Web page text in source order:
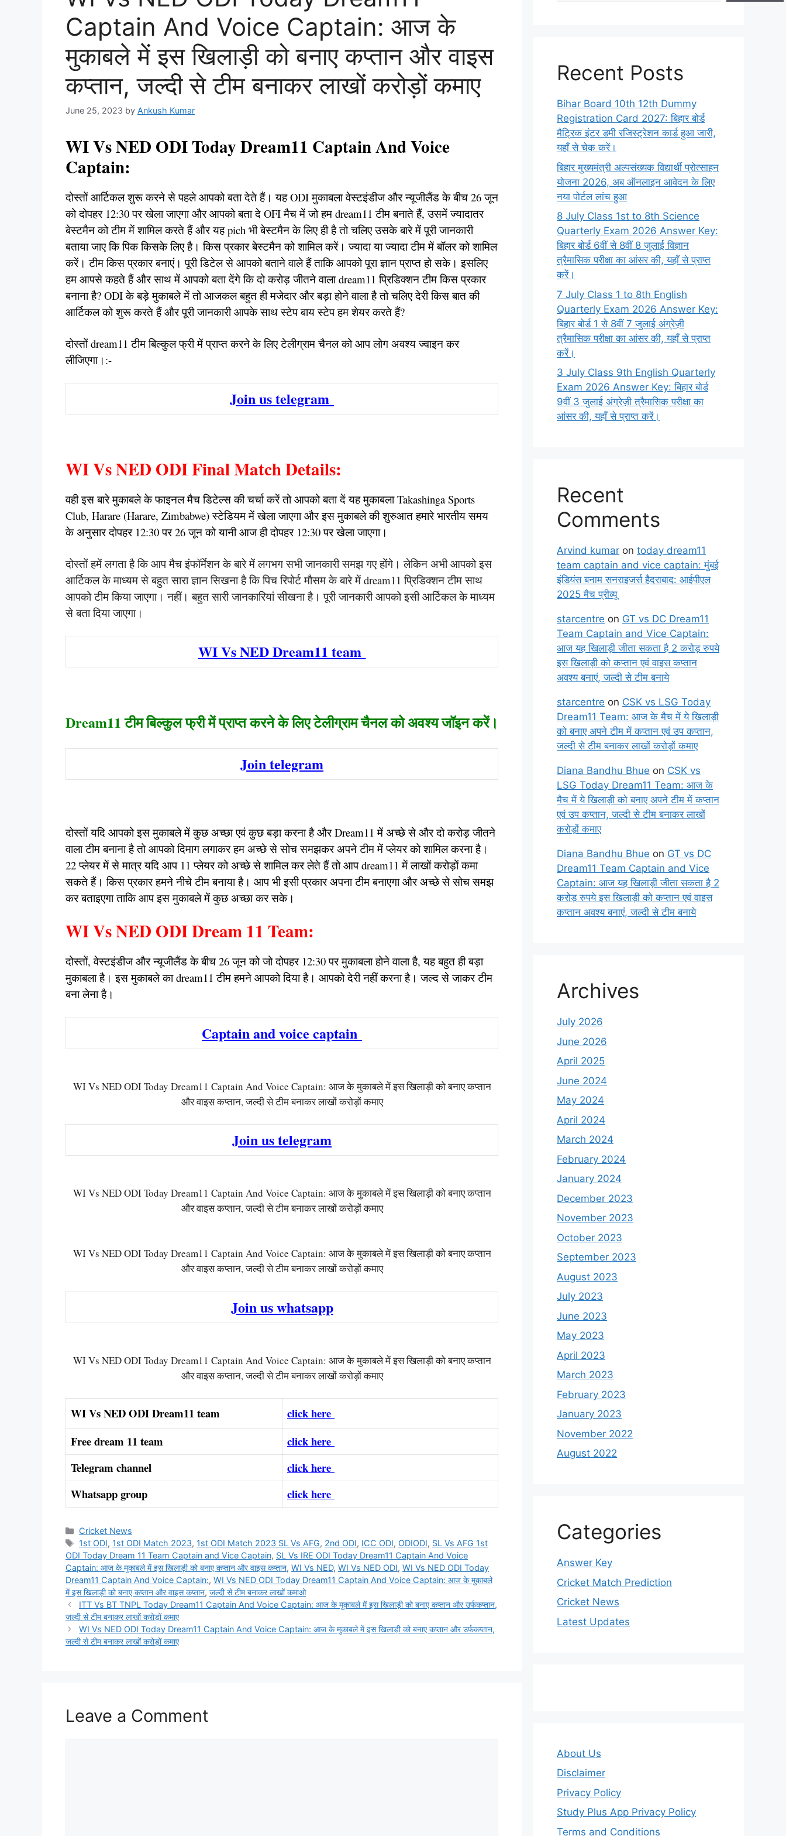
Captain And Voice Captain: आज के
मुकाबले में इस खिलाड़ी को बनाए कप्तान और वाइस
कप्तान, जल्दी से टीम बनाकर लाखों करोड़ों कमाए
June 25, 2023 by Ankush Kumar
WI Vs NED ODI Today Dream11 Captain And Voice
Captain:
दोस्तों आर्टिकल शुरू करने से पहले आपको बता देते हैं। यह ODI मुकाबला वेस्टइंडीज और न्यूजीलैंड के बीच 26 जून
को दोपहर 12:30 पर खेला जाएगा और आपको बता दे OFI मैच में जो हम dream11 टीम बनाते हैं, उसमें ज्यादातर
बेस्टमैन को टीम में शामिल करते हैं और यह pich भी बेस्टमैन के लिए ही है तो चलिए उसके बारे में पूरी जानकारी
बताया जाए कि पिक किसके लिए है। किस प्रकार बेस्टमैन को शामिल करें। ज्यादा या ज्यादा टीम में बॉलर को शामिल
करें। टीम किस प्रकार बनाएं। पूरी डिटेल से आपको बताने वाले हैं ताकि आपको पूरा ज्ञान प्राप्त हो सके। इसलिए
हम आपसे कहते हैं और साथ में आपको बता देंगे कि दो करोड़ जीतने वाला dream11 प्रिडिक्शन टीम किस प्रकार
बनाना है? ODI के बड़े मुकाबले में तो आजकल बहुत ही मजेदार और बड़ा होने वाला है तो चलिए देरी किस बात की
आर्टिकल को शुरू करते हैं और पूरी जानकारी आपके साथ स्टेप बाय स्टेप हम शेयर करते हैं?
दोस्तों dream11 टीम बिल्कुल फ्री में प्राप्त करने के लिए टेलीग्राम चैनल को आप लोग अवश्य ज्वाइन कर
लीजिएगा।:-
Join us telegram
WI Vs NED ODI Final Match Details:
वही इस बारे मुकाबले के फाइनल मैच डिटेल्स की चर्चा करें तो आपको बता दें यह मुकाबला Takashinga Sports
Club, Harare (Harare, Zimbabwe) स्टेडियम में खेला जाएगा और इस मुकाबले की शुरुआत हमारे भारतीय समय
के अनुसार दोपहर 12:30 पर 26 जून को यानी आज ही दोपहर 12:30 पर खेला जाएगा।
दोस्तों हमें लगता है कि आप मैच इंफॉर्मेशन के बारे में लगभग सभी जानकारी समझ गए होंगे। लेकिन अभी आपको इस
आर्टिकल के माध्यम से बहुत सारा ज्ञान सिखना है कि पिच रिपोर्ट मौसम के बारे में dream11 प्रिडिक्शन टीम साथ
आपको टीम किया जाएगा। नहीं। बहुत सारी जानकारियां सीखना है। पूरी जानकारी आपको इसी आर्टिकल के माध्यम
से बता दिया जाएगा।
WI Vs NED Dream11 team
Dream11 टीम बिल्कुल फ्री में प्राप्त करने के लिए टेलीग्राम चैनल को अवश्य जॉइन करें।
Join telegram
दोस्तों यदि आपको इस मुकाबले में कुछ अच्छा एवं कुछ बड़ा करना है और Dream11 में अच्छे से और दो करोड़ जीतने
वाला टीम बनाना है तो आपको दिमाग लगाकर हम अच्छे से सोच समझकर अपने टीम में प्लेयर को शामिल करना है।
22 प्लेयर में से मात्र यदि आप 11 प्लेयर को अच्छे से शामिल कर लेते हैं तो आप dream11 में लाखों करोड़ों कमा
सकते हैं। किस प्रकार हमने नीचे टीम बनाया है। आप भी इसी प्रकार अपना टीम बनाएगा और अच्छे से सोच समझ
कर बताइएगा ताकि आप इस मुकाबले में कुछ अच्छा कर सके।
WI Vs NED ODI Dream 11 Team:
दोस्तों, वेस्टइंडीज और न्यूजीलैंड के बीच 26 जून को जो दोपहर 12:30 पर मुकाबला होने वाला है, यह बहुत ही बड़ा
मुकाबला है। इस मुकाबले का dream11 टीम हमने आपको दिया है। आपको देरी नहीं करना है। जल्द से जाकर टीम
बना लेना है।
Captain and voice captain
WI Vs NED ODI Today Dream11 Captain And Voice Captain: आज के मुकाबले में इस खिलाड़ी को बनाए कप्तान
और वाइस कप्तान, जल्दी से टीम बनाकर लाखों करोड़ों कमाए
Join us telegram
WI Vs NED ODI Today Dream11 Captain And Voice Captain: आज के मुकाबले में इस खिलाड़ी को बनाए कप्तान
और वाइस कप्तान, जल्दी से टीम बनाकर लाखों करोड़ों कमाए
WI Vs NED ODI Today Dream11 Captain And Voice Captain: आज के मुकाबले में इस खिलाड़ी को बनाए कप्तान
और वाइस कप्तान, जल्दी से टीम बनाकर लाखों करोड़ों कमाए
Join us whatsapp
WI Vs NED ODI Today Dream11 Captain And Voice Captain: आज के मुकाबले में इस खिलाड़ी को बनाए कप्तान
और वाइस कप्तान, जल्दी से टीम बनाकर लाखों करोड़ों कमाए
WI Vs NED ODI Dream11 team
click here
Free dream 11 team
click here
Telegram channel
click here
Whatsapp group
click here
Categories
Cricket News
Tags
1st ODI, 1st ODI Match 2023, 1st ODI Match 2023 SL Vs AFG, 2nd ODI, ICC ODI, ODIODI, SL Vs AFG 1st
ODI Today Dream 11 Team Captain and Vice Captain, SL Vs IRE ODI Today Dream11 Captain And Voice
Captain: आज के मुकाबले में इस खिलाड़ी को बनाए कप्तान और वाइस कप्तान, WI Vs NED, WI Vs NED ODI, WI Vs NED ODI Today
Dream11 Captain And Voice Captain:, WI Vs NED ODI Today Dream11 Captain And Voice Captain: आज के मुकाबले
में इस खिलाड़ी को बनाए कप्तान और वाइस कप्तान, जल्दी से टीम बनाकर लाखों कमाओ
ITT Vs BT TNPL Today Dream11 Captain And Voice Captain: आज के मुकाबले में इस खिलाड़ी को बनाए कप्तान और उर्फकप्तान,
जल्दी से टीम बनाकर लाखों करोड़ों कमाए
WI Vs NED ODI Today Dream11 Captain And Voice Captain: आज के मुकाबले में इस खिलाड़ी को बनाए कप्तान और उर्फकप्तान,
जल्दी से टीम बनाकर लाखों करोड़ों कमाए
Leave a Comment
Recent Posts
Bihar Board 10th 12th Dummy
Registration Card 2027: बिहार बोर्ड
मैट्रिक इंटर डमी रजिस्ट्रेशन कार्ड हुआ जारी,
यहाँ से चेक करें।
बिहार मुख्यमंत्री अल्पसंख्यक विद्यार्थी प्रोत्साहन
योजना 2026, अब ऑनलाइन आवेदन के लिए
नया पोर्टल लांच हुआ
8 July Class 1st to 8th Science
Quarterly Exam 2026 Answer Key:
बिहार बोर्ड 6वीं से 8वीं 8 जुलाई विज्ञान
त्रैमासिक परीक्षा का आंसर की, यहाँ से प्राप्त
करें।
7 July Class 1 to 8th English
Quarterly Exam 2026 Answer Key:
बिहार बोर्ड 1 से 8वीं 7 जुलाई अंग्रेज़ी
त्रैमासिक परीक्षा का आंसर की, यहाँ से प्राप्त
करें।
3 July Class 9th English Quarterly
Exam 2026 Answer Key: बिहार बोर्ड
9वीं 3 जुलाई अंग्रेज़ी त्रैमासिक परीक्षा का
आंसर की, यहाँ से प्राप्त करें।
Recent
Comments
Arvind kumar on today dream11
team captain and vice captain: मुंबई
इंडियंस बनाम सनराइजर्स हैदराबाद: आईपीएल
2025 मैच प्रीव्यू
starcentre on GT vs DC Dream11
Team Captain and Vice Captain:
आज यह खिलाड़ी जीता सकता है 2 करोड़ रुपये
इस खिलाड़ी को कप्तान एवं वाइस कप्तान
अवश्य बनाएं, जल्दी से टीम बनाये
starcentre on CSK vs LSG Today
Dream11 Team: आज के मैच में ये खिलाड़ी
को बनाए अपने टीम में कप्तान एवं उप कप्तान,
जल्दी से टीम बनाकर लाखों करोड़ों कमाए
Diana Bandhu Bhue on CSK vs
LSG Today Dream11 Team: आज के
मैच में ये खिलाड़ी को बनाए अपने टीम में कप्तान
एवं उप कप्तान, जल्दी से टीम बनाकर लाखों
करोड़ों कमाए
Diana Bandhu Bhue on GT vs DC
Dream11 Team Captain and Vice
Captain: आज यह खिलाड़ी जीता सकता है 2
करोड़ रुपये इस खिलाड़ी को कप्तान एवं वाइस
कप्तान अवश्य बनाएं, जल्दी से टीम बनाये
Archives
July 2026
June 2026
April 2025
June 2024
May 2024
April 2024
March 2024
February 2024
January 2024
December 2023
November 2023
October 2023
September 2023
August 2023
July 2023
June 2023
May 2023
April 2023
March 2023
February 2023
January 2023
November 2022
August 2022
Categories
Answer Key
Cricket Match Prediction
Cricket News
Latest Updates
About Us
Disclaimer
Privacy Policy
Study Plus App Privacy Policy
Terms and Conditions